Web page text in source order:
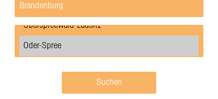
Suchen